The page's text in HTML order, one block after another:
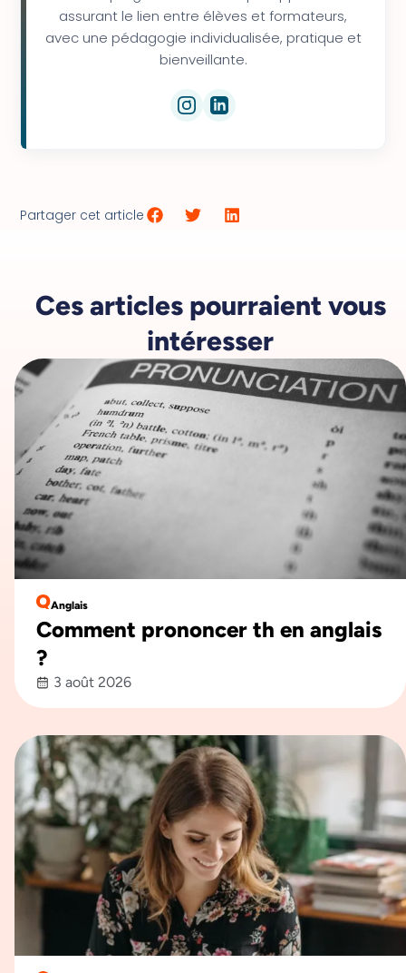
assurant le lien entre élèves et formateurs,
avec une pédagogie individualisée, pratique et
bienveillante.
Partager cet article
Ces articles pourraient vous
intéresser
Anglais
Comment prononcer th en anglais​
?
3 août 2026